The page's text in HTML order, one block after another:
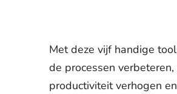
Met deze vijf handige
de processen verbeteren,
productiviteit verhogen